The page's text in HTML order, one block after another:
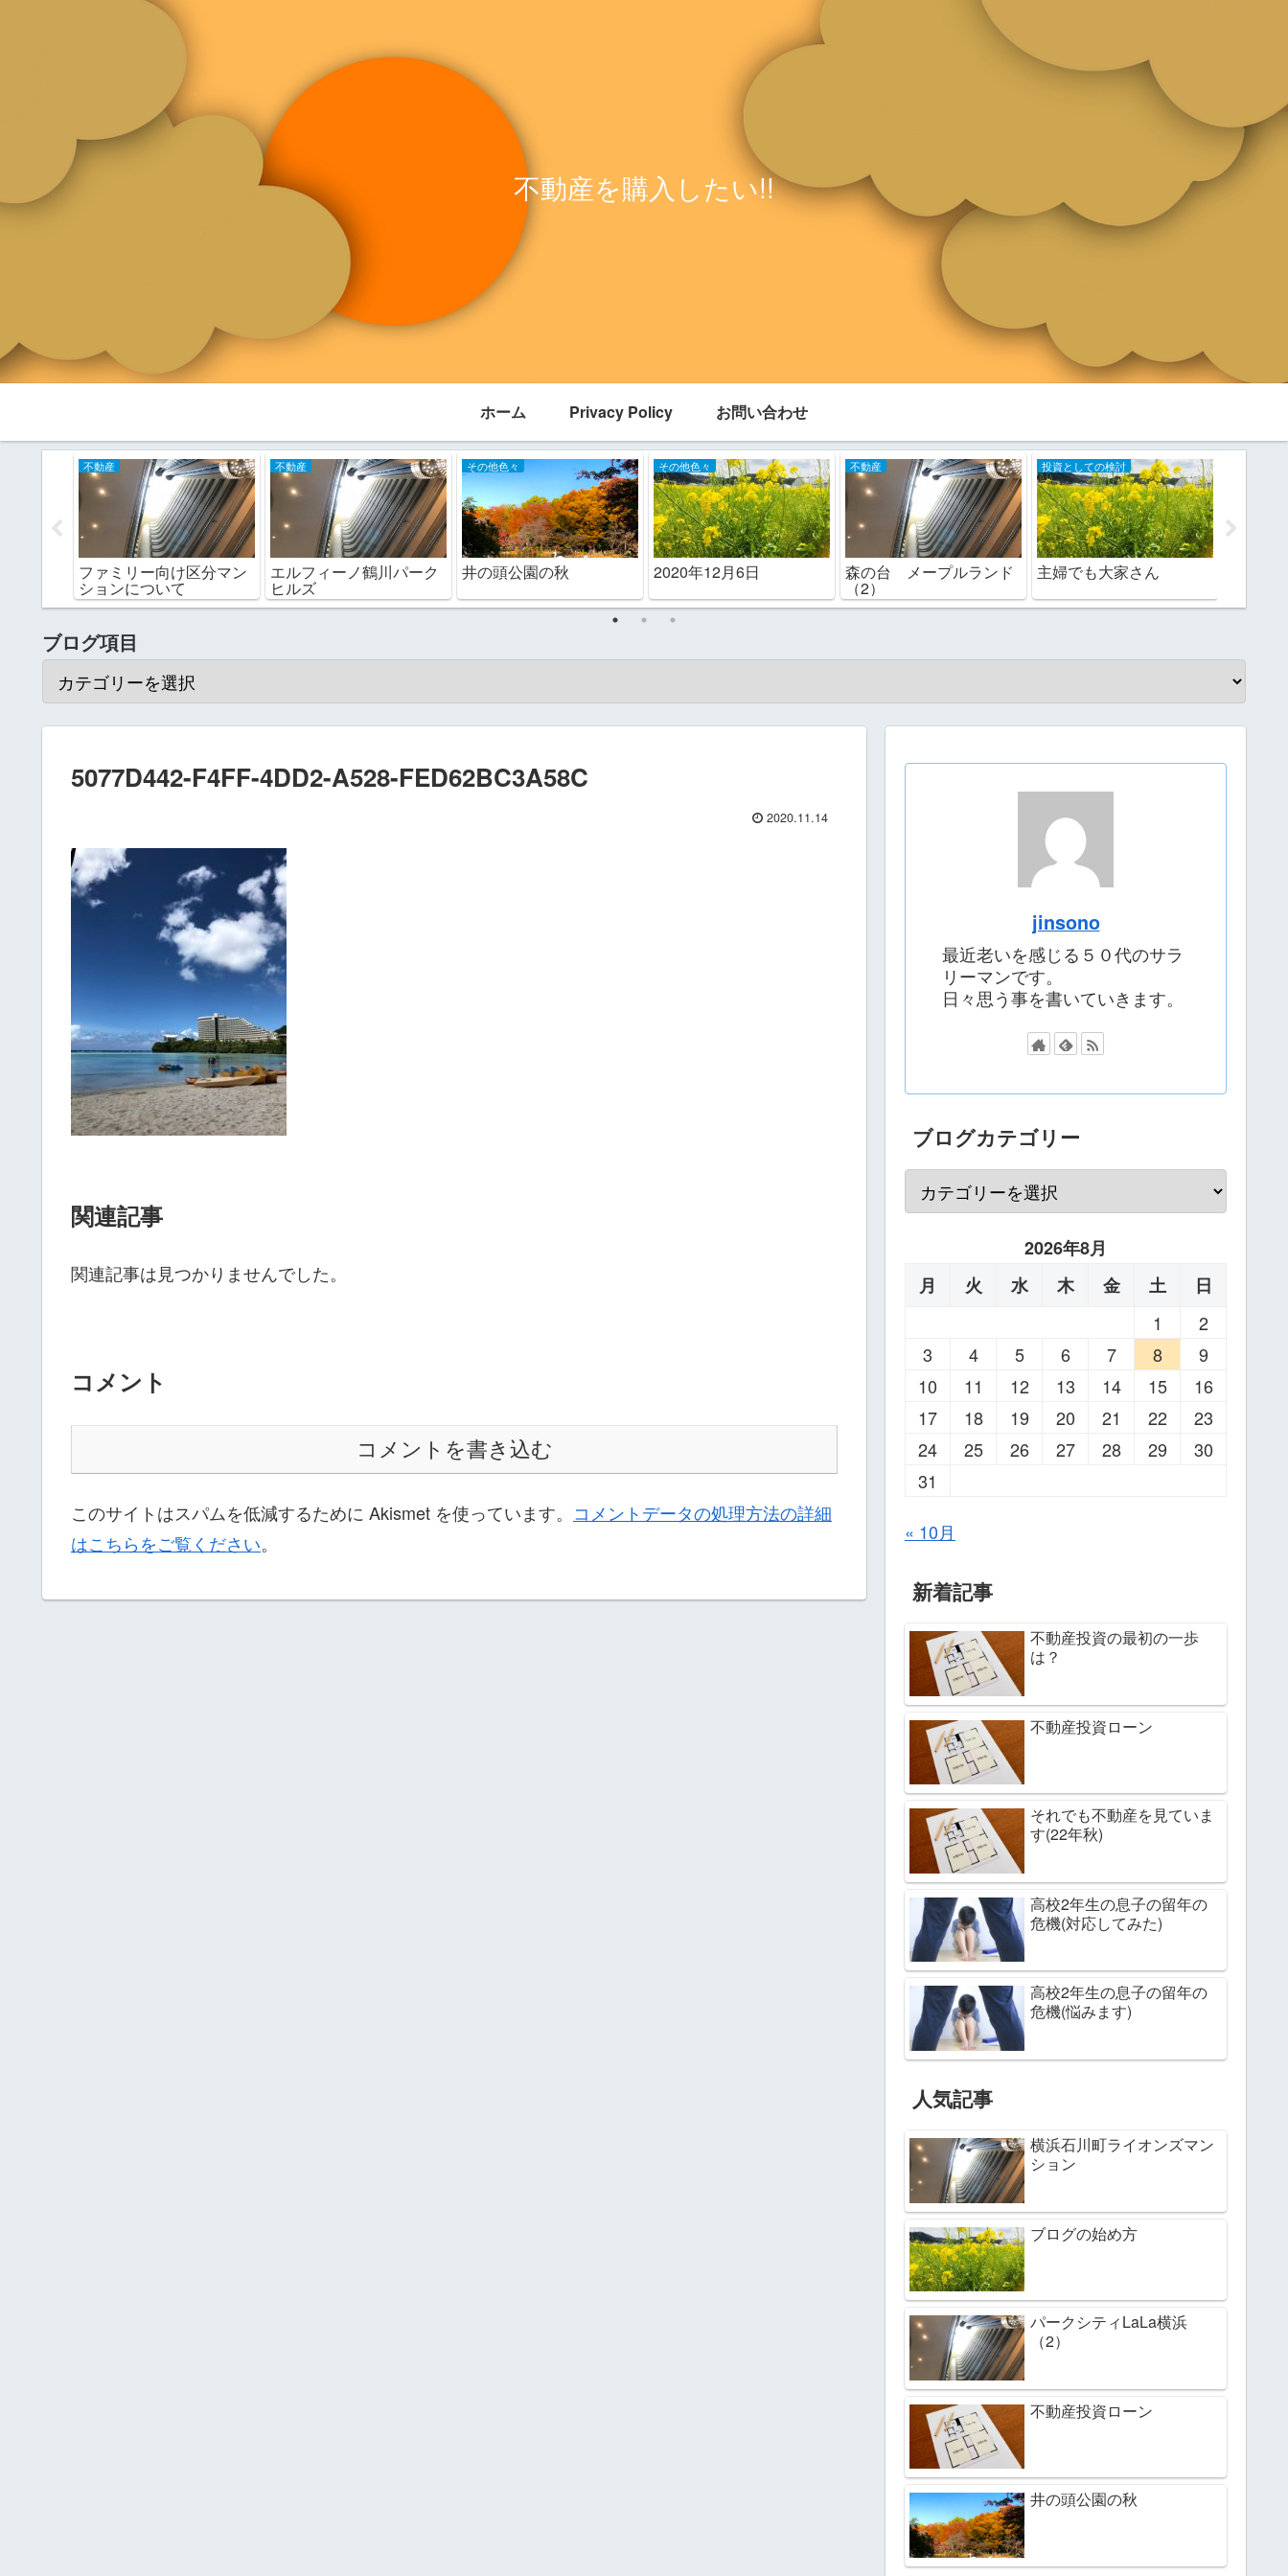
不動産を購入したい!!
ホーム Privacy Policy お問い合わせ
不動産
ファミリー向け区分マン
ションについて
不動産
エルフィーノ鶴川パーク
ヒルズ
その他色々
井の頭公園の秋
その他色々
2020年12月6日
不動産
森の台 メープルランド
（2）
投資としての検討
主婦でも大家さん
ブログ項目
5077D442-F4FF-4DD2-A528-FED62BC3A58C
2020.11.14
関連記事
関連記事は見つかりませんでした。
コメント
コメントを書き込む
このサイトはスパムを低減するために Akismet を使っています。 コメントデータの処理方法の詳細
はこちらをご覧ください。
jinsono
最近老いを感じる５０代のサラ
リーマンです。
日々思う事を書いていきます。
ブログカテゴリー
2026年8月
月
火 水 木 金 土
日
1
2
3
4 5 6 7 8
9
10
11 12 13 14 15
16
17
18 19 20 21 22
23
24
25 26 27 28 29
30
31
« 10月
新着記事
不動産投資の最初の一歩
は？
不動産投資ローン
それでも不動産を見ていま
す(22年秋)
高校2年生の息子の留年の
危機(対応してみた)
高校2年生の息子の留年の
危機(悩みます)
人気記事
横浜石川町ライオンズマン
ション
ブログの始め方
パークシティLaLa横浜
（2）
不動産投資ローン
井の頭公園の秋